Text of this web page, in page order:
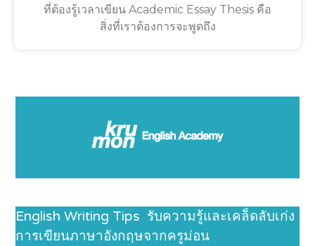
ที่ต้องรู้เวลาเขียน Academic Essay Thesis คือ
สิ่งที่เราต้องการจะพูดถึง
English Writing Tips รับความรู้และเคล็ดลับเก่ง
การเขียนภาษาอังกฤษจากครูม่อน